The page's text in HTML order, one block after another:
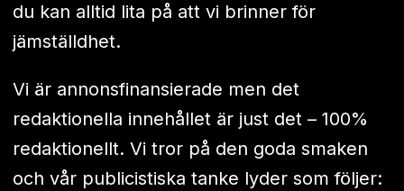
du kan alltid lita på att vi brinner för
jämställdhet.
Vi är annonsfinansierade men det
redaktionella innehållet är just det – 100%
redaktionellt. Vi tror på den goda smaken
och vår publicistiska tanke lyder som följer: